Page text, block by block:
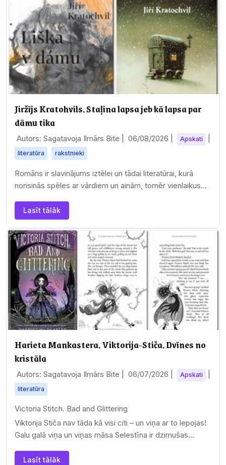
Jiržījs Kratohvils. Staļina lapsa jeb kā lapsa par
dāmu tika
Autors: Sagatavoja Ilmārs Bite | 06/08/2026 Apskati
literatūra rakstnieki
Romāns ir slavinājums iztēlei un tādai literatūrai, kurā
norisinās spēles ar vārdiem un ainām, tomēr vienlaikus
Lasīt tālāk
Harieta Mankastera. Viktorija-Stiča. Dvīnes no
kristāla
Autors: Sagatavoja Ilmārs Bite | 06/07/2026 Apskati
literatūra
Victoria Stitch. Bad and Glittering
Viktorija Stiča nav tāda kā visi citi – un viņa ar to lepojas!
Galu galā viņa un viņas māsa Selestīna ir dzimušas…
Lasīt tālāk